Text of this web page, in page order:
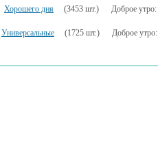
Хорошего дня (3453 шт.) Доброе утро:
Универсальные (1725 шт.) Доброе утро: